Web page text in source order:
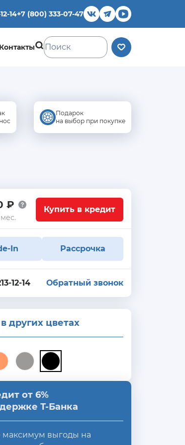
14+7 (800) 333-07-47
Контакты
Подарок
на выбор при покупке
₽ Купить в кредит
In Рассрочка
12-14 Обратный звонок
других цветах
от 6%
Т-Банка
максимум выгоды на